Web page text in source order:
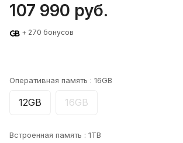
107 990 руб.
+ 270 бонусов
Оперативная память : 16GB
12GB 16GB
Встроенная память : 1TB